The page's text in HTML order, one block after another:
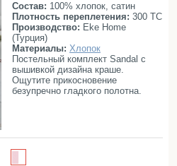
Для детей
Детское постельное белье
Детские полотенца
Детские халаты
Бортики в кроватку
Пеленки
Детские одеяла
Состав: 100% хлопок, сатин
Плотность переплетения: 300 ТС
Производство: Eke Home
(Турция)
Материалы: Хлопок
Постельный комплект Sandal с
вышивкой дизайна краше.
Ощутите прикосновение
безупречно гладкого полотна.